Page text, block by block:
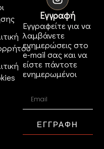
Εγγραφή
Εγγραφείτε για να
λαμβάνετε
ενημερώσεις στο
e-mail σας και να
είστε πάντοτε
ενημερωμένοι
ΕΓΓΡΑΦΗ